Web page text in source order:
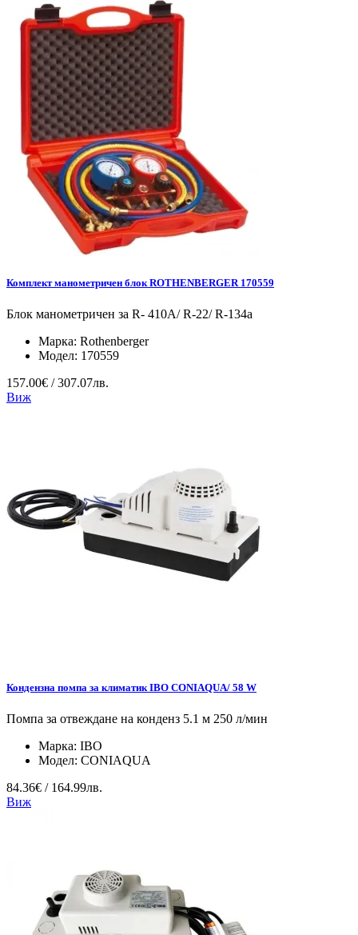
Комплект манометричен блок ROTHENBERGER 170559
Блок манометричен за R- 410A/ R-22/ R-134a
Марка: Rothenberger
Модел: 170559
157.00€ / 307.07лв.
Виж
Кондензна помпа за климатик IBO CONIAQUA/ 58 W
Помпа за отвеждане на конденз 5.1 м 250 л/мин
Марка: IBO
Модел: CONIAQUA
84.36€ / 164.99лв.
Виж